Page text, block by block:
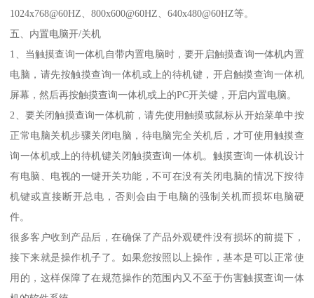
1024x768@60HZ、800x600@60HZ、640x480@60HZ等。
五、内置电脑开/关机
1、当触摸查询一体机自带内置电脑时，要开启触摸查询一体机内置
电脑，请先按触摸查询一体机或上的待机键，开启触摸查询一体机
屏幕，然后再按触摸查询一体机或上的PC开关键，开启内置电脑。
2、要关闭触摸查询一体机前，请先使用触摸或鼠标从开始菜单中按
正常电脑关机步骤关闭电脑，待电脑完全关机后，才可使用触摸查
询一体机或上的待机键关闭触摸查询一体机。触摸查询一体机设计
有电脑、电视的一键开关功能，不可在没有关闭电脑的情况下按待
机键或直接断开总电，否则会由于电脑的强制关机而损坏电脑硬
件。
很多客户收到产品后，在确保了产品外观硬件没有损坏的前提下，
接下来就是操作机子了。如果您按照以上操作，基本是可以正常使
用的，这样保障了在规范操作的范围内又不至于伤害触摸查询一体